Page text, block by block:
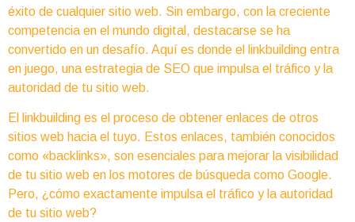
éxito de cualquier sitio web. Sin embargo, con la creciente
competencia en el mundo digital, destacarse se ha
convertido en un desafío. Aquí es donde el linkbuilding entra
en juego, una estrategia de SEO que impulsa el tráfico y la
autoridad de tu sitio web.
El linkbuilding es el proceso de obtener enlaces de otros
sitios web hacia el tuyo. Estos enlaces, también conocidos
como «backlinks», son esenciales para mejorar la visibilidad
de tu sitio web en los motores de búsqueda como Google.
Pero, ¿cómo exactamente impulsa el tráfico y la autoridad
de tu sitio web?